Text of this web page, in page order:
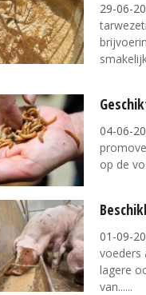
29-06-
04-06-
op de
01-09-
voeders
lagere
van...